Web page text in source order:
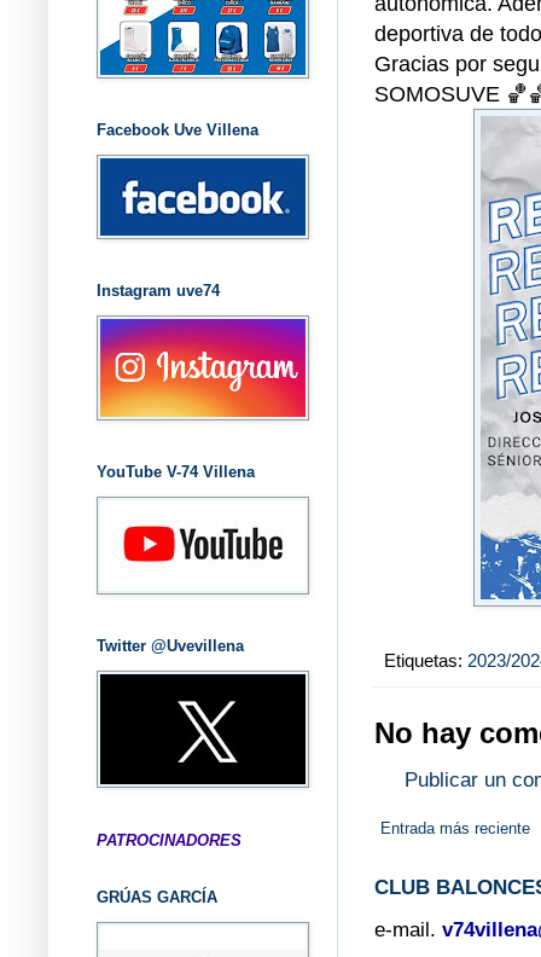
deportiva de
Gracias por
SOMOSUVE
Etiquetas: 2023/
No hay
Publicar un
Entrada más reciente
CLUB
e-mail.
Facebook Uve Villena
Instagram uve74
YouTube V-74 Villena
Twitter @Uvevillena
PATROCINADORES
GRÚAS GARCÍA